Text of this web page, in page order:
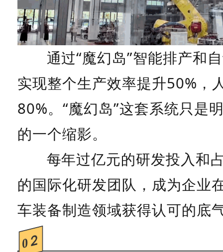
通过“魔幻岛”智能排产和
实现整个生产效率提升50%，
80%。“魔幻岛”这套系统只是
的一个缩影。
每年过亿元的研发投入和
的国际化研发团队，成为企业
车装备制造领域获得认可的底
0２